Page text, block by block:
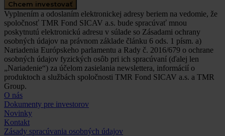
Chcem investovať
Vyplnením a odoslaním elektronickej adresy beriem na vedomie, že
spoločnosť TMR Fond SICAV a.s. bude spracúvať mnou
poskytnutú elektronickú adresu v súlade so Zásadami ochrany
osobných údajov na právnom základe článku 6 ods. 1 písm. a)
Nariadenia Európskeho parlamentu a Rady č. 2016/679 o ochrane
osobných údajov fyzických osôb pri ich spracúvaní (ďalej len
„Nariadenie“) za účelom zasielania newslettera, informácií o
produktoch a službách spoločnosti TMR Fond SICAV a.s. a TMR
Group.
O nás
Dokumenty pre investorov
Novinky
Kontakt
Zásady spracúvania osobných údajov